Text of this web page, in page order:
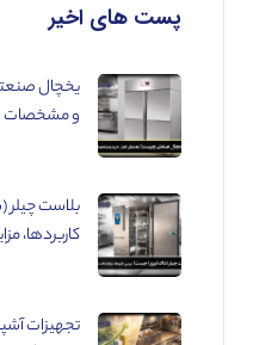
پست های اخیر
یخچال
و مشخصات
بلاست
کاربردها،
تجهیزات